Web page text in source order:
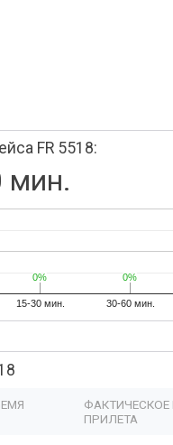
FR 5518:
мин.
15-30 мин. 30-60 мин.
0%
0% 0%
0%
ФАКТИЧЕСКОЕ
ПРИЛЕТА